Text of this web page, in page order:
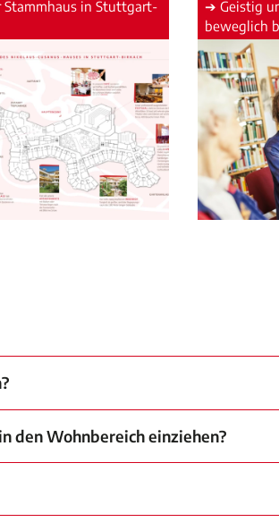
in Stuttgart-
➔ Geistig
beweglich
den Wohnbereich einziehen?